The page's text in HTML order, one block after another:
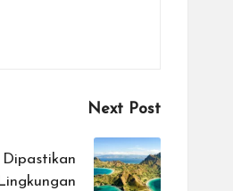
Next Post
Dipastikan